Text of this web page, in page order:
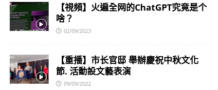
【視頻】火遍全网的ChatGPT究竟是个
啥？
02/09/2023
【重播】市长官邸 舉辦慶祝中秋文化
節. 活動設文藝表演
09/09/2022